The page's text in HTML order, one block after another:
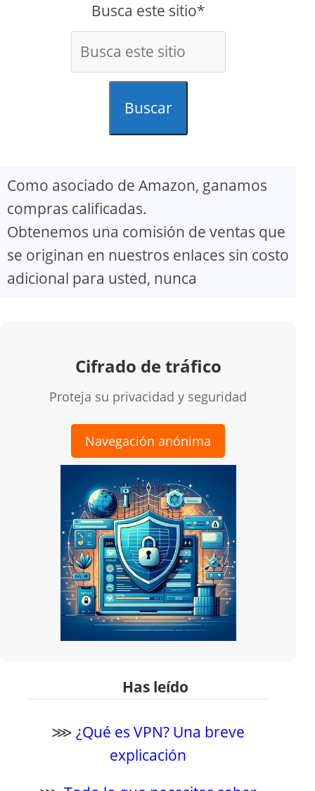
Busca este sitio*
Buscar
Como asociado de Amazon, ganamos
compras calificadas.
Obtenemos una comisión de ventas que
se originan en nuestros enlaces sin costo
adicional para usted, nunca
Cifrado de tráfico
Proteja su privacidad y seguridad
Navegación anónima
Has leído
⋙¿Qué es VPN? Una breve
explicación